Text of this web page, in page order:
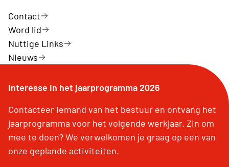
Contact
Word lid
Nuttige Links
Nieuws
Interesse in het jaarprogramma 2026
Contacteer iemand van het bestuur en ontvang het
jaarprogramma voor het volgende werkjaar. Zin om
mee te doen? We verwelkomen je graag op een van
onze geplande activiteiten.